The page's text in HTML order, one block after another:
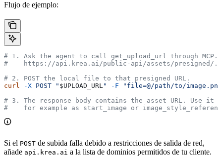
Flujo de ejemplo:
# 1. Ask the agent to call get_upload_url through
#    https://api.krea.ai/public-api/assets/presigned/
# 2. POST the local file to that presigned URL.
curl -X POST " $UPLOAD_URL" -F "file=@/path/to/
# 3. The response body contains the asset URL. Use
#    for example as start_image or
Si el POST de subida falla debido a restricciones de salida de red,
añade api.krea.ai a la lista de dominios permitidos de tu cliente.